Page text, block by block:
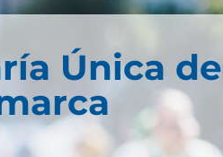
Única de